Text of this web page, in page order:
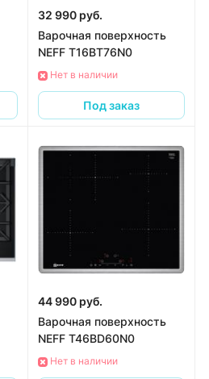
32 990 руб.
Варочная поверхность
NEFF T16BT76N0
Нет в наличии
Под заказ
44 990 руб.
Варочная поверхность
NEFF T46BD60N0
Нет в наличии